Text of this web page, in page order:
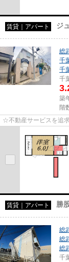
賃貸｜アパート ジ
総
千
千
千
築
階
☆不動産サービスを追
賃貸｜アパート 勝
総
総
総
千